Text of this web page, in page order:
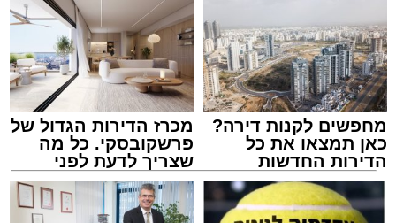
מחפשים לקנות דירה?
כאן תמצאו את כל
הדירות החדשות
למכירה באשדוד >>>
מכרז הדירות הגדול של
פרשקובסקי. כל מה
שצריך לדעת לפני
שמגישים הצעה לדירה
באשדוד